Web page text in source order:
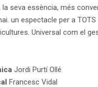
la seva essència, més
un espectacle per a TOTS
Universal com el
Jordi Purtí Ollé
Francesc Vidal